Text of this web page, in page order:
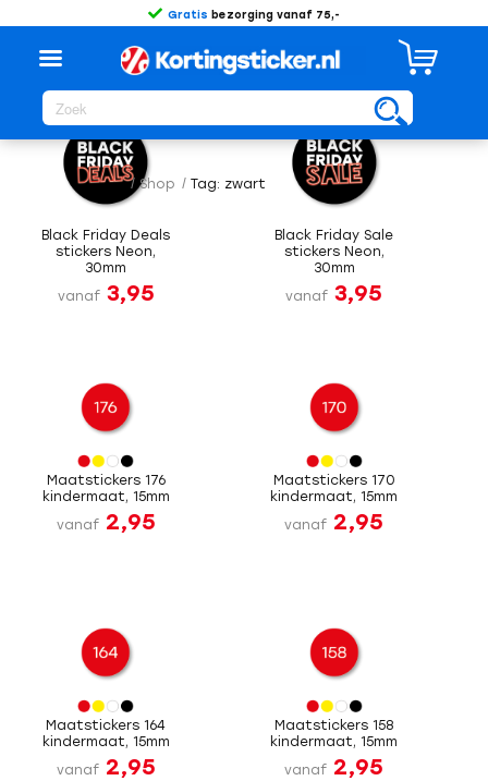
Gratis bezorging vanaf 75,-
/ Shop / Tag: zwart
Sorteer opStandaard
Black Friday Deals
stickers Neon,
30mm
vanaf 3,95
Black Friday Sale
stickers Neon,
30mm
vanaf 3,95
Maatstickers 176
kindermaat, 15mm
vanaf 2,95
Maatstickers 170
kindermaat, 15mm
vanaf 2,95
Maatstickers 164
kindermaat, 15mm
vanaf 2,95
Maatstickers 158
kindermaat, 15mm
vanaf 2,95